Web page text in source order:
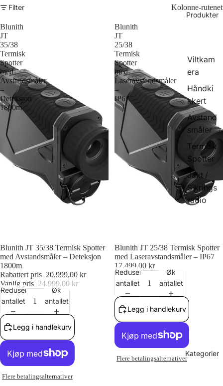
Produkter
Viltkam
era
Håndki
kkert
Avstand
småler
Termisk
Spotter
Jakt /
Sikrings
radio
Kategorier
Filter
Kolonne-
Blunith
JT
35/38
Termisk
Spotter
med
Avstandsmåler
–
Deteksjon
1800m
Salg
Blunith JT 35/38 Termisk Spotter
med Avstandsmåler – Deteksjon
1800m
Rabattert pris 20.999,00 kr
Vanlig pris 24.999,00 kr
Reduser
antallet
Øk
antallet
Legg i handlekurv
Flere betalingsalternativer
Blunith
JT
25/38
Termisk
Spotter
med
Laseravstandsmåler
–
IP67
Blunith JT 25/38 Termisk Spotter
med Laseravstandsmåler – IP67
17.499,00 kr
Reduser
antallet
Øk
antallet
Legg i handlekurv
Flere betalingsalternativer